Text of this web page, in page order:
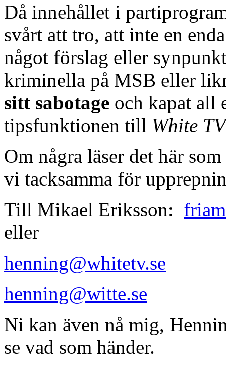
Då innehållet i
svårt att tro, att inte en
något förslag eller
kriminella på MSB eller
sitt sabotage och kapat all
tipsfunktionen till White TV
Om några läser det här
vi tacksamma för
Till Mikael Eriksson:
eller
henning@whitetv.se
henning@witte.se
Ni kan även nå mig,
se vad som händer.